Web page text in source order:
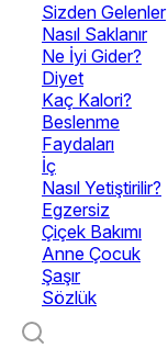
Sizden Gelenler
Nasıl Saklanır
Ne İyi Gider?
Diyet
Kaç Kalori?
Beslenme
Faydaları
İç
Nasıl Yetiştirilir?
Egzersiz
Çiçek Bakımı
Anne Çocuk
Şaşır
Sözlük